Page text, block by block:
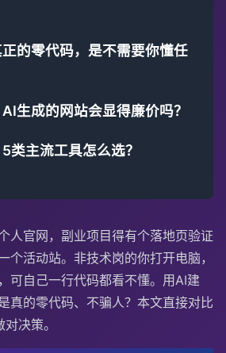
的零代码，是不需要你懂任
生成的网站会显得廉价吗？
类主流工具怎么选？
人官网，副业项目得有个落地页验证
个活动站。非技术岗的你打开电脑，
可自己一行代码都看不懂。用AI建
真的零代码、不骗人？本文直接对比
决策。